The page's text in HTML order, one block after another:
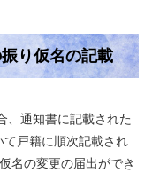
り仮名の記載
、通知書に記載された
戸籍に順次記載され
名の変更の届出ができ